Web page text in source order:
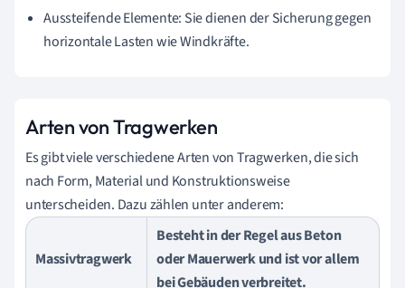
Aussteifende Elemente: Sie dienen der Sicherung gegen
horizontale Lasten wie Windkräfte.
Arten von Tragwerken
Es gibt viele verschiedene Arten von Tragwerken, die sich
nach Form, Material und Konstruktionsweise
unterscheiden. Dazu zählen unter anderem:
Massivtragwerk
Besteht in der Regel aus Beton
oder Mauerwerk und ist vor allem
bei Gebäuden verbreitet.